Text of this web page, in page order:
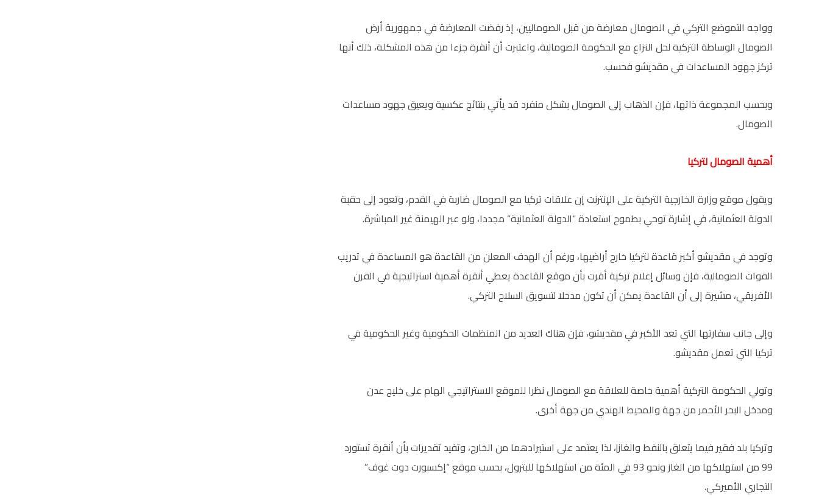
وواجه التموضع التركي في الصومال معارضة من قبل الصوماليين، إذ رفضت المعارضة في جمهورية أرض
الصومال الوساطة التركية لحل النزاع مع الحكومة الصومالية، واعتبرت أن أنقرة جزءا من هذه المشكلة، ذلك أنها
تركز جهود المساعدات في مقديشو فحسب.
وبحسب المجموعة ذاتها، فإن الذهاب إلى الصومال بشكل منفرد قد يأتي بنتائج عكسية ويعيق جهود مساعدات
الصومال.
أهمية الصومال لتركيا
ويقول موقع وزارة الخارجية التركية على الإنترنت إن علاقات تركيا مع الصومال ضاربة في القدم، وتعود إلى حقبة
الدولة العثمانية، في إشارة توحي بطموح استعادة “الدولة العثمانية” مجددا، ولو عبر الهيمنة غير المباشرة.
وتوجد في مقديشو أكبر قاعدة لتركيا خارج أراضيها، ورغم أن الهدف المعلن من القاعدة هو المساعدة في تدريب
القوات الصومالية، فإن وسائل إعلام تركية أقرت بأن موقع القاعدة يعطي أنقرة أهمية استراتيجية في القرن
الأفريقي، مشيرة إلى أن القاعدة يمكن أن تكون مدخلا لتسويق السلاح التركي.
وإلى جانب سفارتها التي تعد الأكبر في مقديشو، فإن هناك العديد من المنظمات الحكومية وغير الحكومية في
تركيا التي تعمل مقديشو.
وتولي الحكومة التركية أهمية خاصة للعلاقة مع الصومال نظرا للموقع الاستراتيجي الهام على خليج عدن
ومدخل البحر الأحمر من جهة والمحيط الهندي من جهة أخرى.
وتركيا بلد فقير فيما يتعلق بالنفط والغاز|، لذا يعتمد على استيرادهما من الخارج، وتفيد تقديرات بأن أنقرة تستورد
99 من استهلاكها من الغاز ونحو 93 في المئة من استهلاكها للبترول، بحسب موقع “إكسبورت دوت غوف”
التجاري الأميركي.